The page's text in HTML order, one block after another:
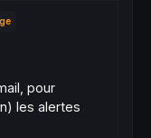
pour
les alertes